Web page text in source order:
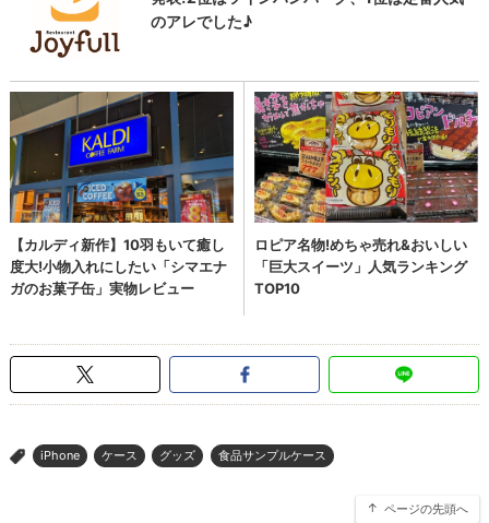
> iPhone ケース グッズ 食品サンプルケース
ページの先頭へ